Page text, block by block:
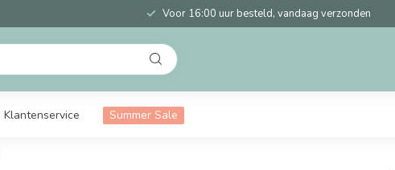
Voor 16:00 uur besteld, vandaag verzonden
Klantenservice Summer Sale